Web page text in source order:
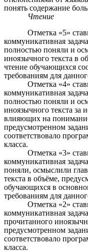
понять содержание
Чтение
Отметка «5»
коммуникативная
полностью поняли и
иноязычного текста в
чтение обучающихся
требованиям для
Отметка «4»
коммуникативная
полностью поняли и
иноязычного текста за
влияющих на
предусмотренном
соответствовало
класса.
Отметка «3»
коммуникативная
поняли, осмыслили
текста в объёме,
обучающихся в
требованиям для
Отметка «2»
коммуникативная
прочитанного
предусмотренном
соответствовало
класса.